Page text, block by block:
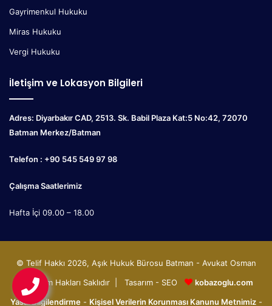
Gayrimenkul Hukuku
Miras Hukuku
Vergi Hukuku
İletişim ve Lokasyon Bilgileri
Adres: Diyarbakır CAD, 2513. Sk. Babil Plaza Kat:5 No:42, 72070
Batman Merkez/Batman
Telefon : +90 545 549 97 98
Çalışma Saatlerimiz
Hafta İçi 09.00 – 18.00
© Telif Hakkı 2026, Aşık Hukuk Bürosu Batman - Avukat Osman
Aşık Tüm Hakları Saklıdır | Tasarım - SEO
kobazoglu.com
Yasal Bilgilendirme- Kişisel Verilerin Korunması Kanunu Metnimiz-